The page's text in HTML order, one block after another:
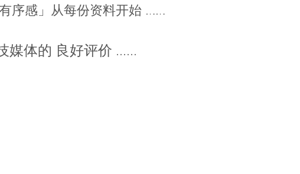
序感」从每份资料开始 ……
媒体的 良好评价 ……